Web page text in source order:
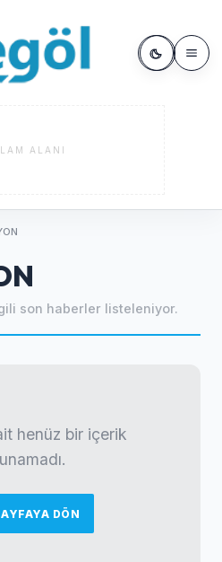
ALANI
son haberler listeleniyor.
henüz bir içerik
DÖN